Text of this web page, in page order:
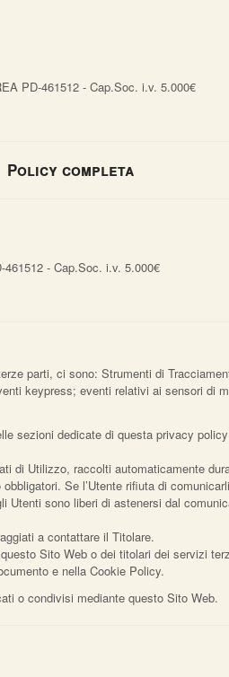
PD-461512 - Cap.Soc. i.v. 5.000€
Policy completa
- Cap.Soc. i.v. 5.000€
parti, ci sono: Strumenti di
keypress; eventi relativi ai sensori di
sezioni dedicate di questa privacy
di Utilizzo, raccolti automaticamente
Se l’Utente rifiuta di
sono liberi di astenersi dal
a contattare il Titolare.
Sito Web o dei titolari dei servizi
e nella Cookie Policy.
o condivisi mediante questo Sito Web.